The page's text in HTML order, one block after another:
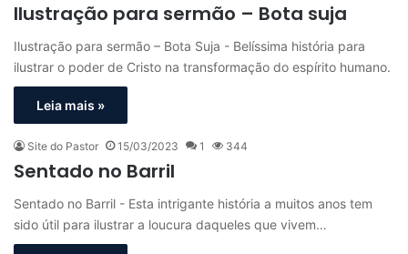
Ilustração para sermão – Bota suja
Ilustração para sermão – Bota Suja - Belíssima história para
ilustrar o poder de Cristo na transformação do espírito humano.
Leia mais »
Site do Pastor 15/03/2023 1 344
Sentado no Barril
Sentado no Barril - Esta intrigante história a muitos anos tem
sido útil para ilustrar a loucura daqueles que vivem…